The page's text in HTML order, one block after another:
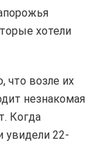
хотели
что возле их
незнакомая
Когда
увидели 22-